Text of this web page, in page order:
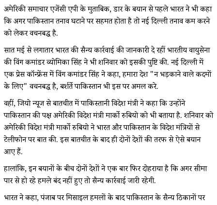
अमेरिकी समाचार एजेंसी एपी के मुताबिक, डार के बयान से पहले भारत ने भी कहा
कि अगर पाकिस्तान तनाव घटाने पर सहमत होता है तो नई दिल्ली तनाव कम करने
को लेकर वचनबद्ध है.
सात मई से लगातार भारत की सैन्य कार्रवाई की जानकारी दे रहीं भारतीय वायुसेना
की विंग कमांडर व्योमिका सिंह ने भी शनिवार को इसकी पुष्टि की. नई दिल्ली में
एक प्रेस कॉन्फ्रेंस में विंग कमांडर सिंह ने कहा, हमारा देश "न भड़काने वाले कदमों
के लिए" वचनबद्ध है, बर्शर्ते पाकिस्तान भी इस पर अमल करे.
वहीं, जियो न्यूज से बातचीत में पाकिस्तानी विदेश मंत्री ने कहा कि उन्होंने
पाकिस्तान की पक्ष अमेरिकी विदेश मंत्री मार्को रुबियो को भी बताया है. शनिवार को
अमेरिकी विदेश मंत्री मार्को रुबियो ने भारत और पाकिस्तान के विदेश मंत्रियों से
टेलीफोन पर बात की. इस बातचीत के बाद ही दोनों देशों की तरफ से ऐसे बयान
आए हैं.
हालांकि, इन बयानों के बीच दोनों देशों ने एक बार फिर दोहराया है कि अगर सीमा
पार से हो रहे हमले बंद नहीं हुए तो सैन्य कार्रवाई जारी रहेगी.
भारत ने कहा, पंजाब पर मिसाइल हमलों के बाद पाकिस्तान के सैन्य ठिकानों पर